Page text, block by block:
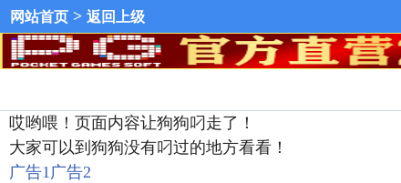
网站首页 > 返回上级
哎哟喂！页面内容让狗狗叼走了！
大家可以到狗狗没有叼过的地方看看！
广告1广告2